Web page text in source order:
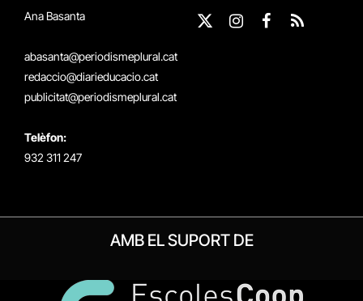
Ana Basanta
abasanta@periodismeplural.cat
redaccio@diarieducacio.cat
publicitat@periodismeplural.cat
Telèfon:
932 311 247
X
Instagram
Facebook
RSS
AMB EL SUPORT DE